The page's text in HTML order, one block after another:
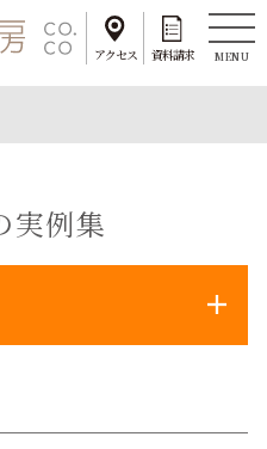
アクセス 資料請求 MENU
実例集